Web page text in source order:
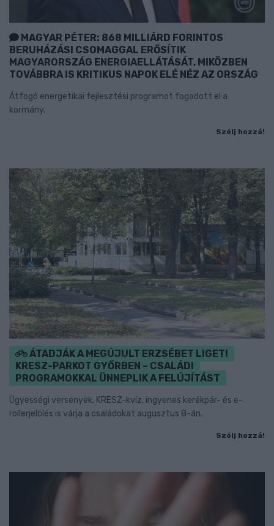
MAGYAR PÉTER: 868 MILLIÁRD FORINTOS
BERUHÁZÁSI CSOMAGGAL ERŐSÍTIK
MAGYARORSZÁG ENERGIAELLÁTÁSÁT, MIKÖZBEN
TOVÁBBRA IS KRITIKUS NAPOK ELÉ NÉZ AZ ORSZÁG
Átfogó energetikai fejlesztési programot fogadott el a
kormány.
Szólj hozzá!
ÁTADJÁK A MEGÚJULT ERZSÉBET LIGETI
KRESZ-PARKOT GYŐRBEN – CSALÁDI
PROGRAMOKKAL ÜNNEPLIK A FELÚJÍTÁST
Ügyességi versenyek, KRESZ-kvíz, ingyenes kerékpár- és e-
rollerjelölés is várja a családokat augusztus 8-án.
Szólj hozzá!